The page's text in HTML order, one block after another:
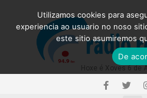
Utilizamos cookies para
experiencia ao usuario no noso
este sitio asumiremos
De